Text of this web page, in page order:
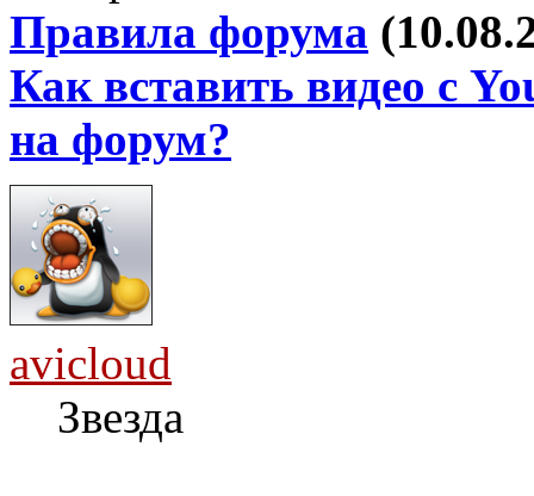
Правила форума
Как вставить видео с
на форум?
avicloud
Звезда